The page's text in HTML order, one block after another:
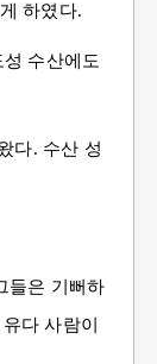
하였다.
수산에도
다. 수산 성
들은 기뻐하
유다 사람이